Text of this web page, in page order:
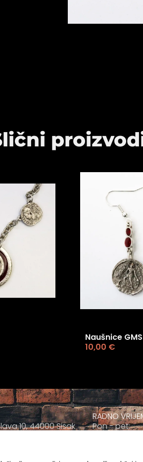
Naušnice GMS
10,00 €
10, 44000 Sisak
RADNO
Pon - pet:
09:00-12:00